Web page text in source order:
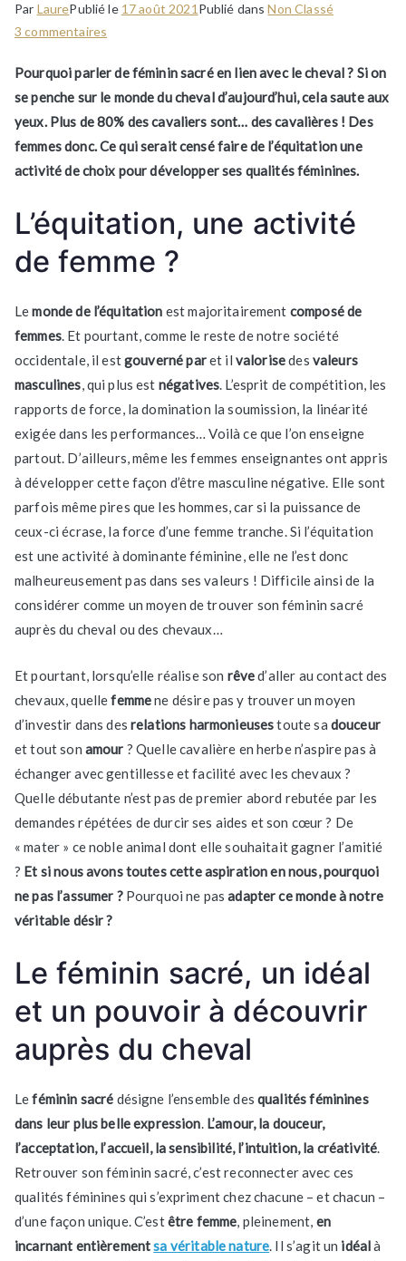
Par LaurePublié le 17 août 2021 Publié dansNon Classé
3 commentaires
votre
féminin
sacré
auprès
du
Pourquoi parler de féminin sacré en lien avec le cheval ? Si on
se penche sur le monde du cheval d’aujourd’hui, cela saute aux
yeux. Plus de 80% des cavaliers sont… des cavalières ! Des
femmes donc. Ce qui serait censé faire de l’équitation une
activité de choix pour développer ses qualités féminines.
L’équitation, une activité
de femme ?
Lemonde de l’équitation est majoritairement composé de
femmes. Et pourtant, comme le reste de notre société
occidentale, il estgouverné paret il valorisedes valeurs
masculines, qui plus est négatives. L’esprit de compétition, les
rapports de force, la domination la soumission, la linéarité
exigée dans les performances… Voilà ce que l’on enseigne
partout. D’ailleurs, même les femmes enseignantes ont appris
à développer cette façon d’être masculine négative. Elle sont
parfois même pires que les hommes, car si la puissance de
ceux-ci écrase, la force d’une femme tranche. Si l’équitation
est une activité à dominante féminine, elle ne l’est donc
malheureusement pas dans ses valeurs ! Difficile ainsi de la
considérer comme un moyen de trouver son féminin sacré
auprès du cheval ou des chevaux…
Et pourtant, lorsqu’elle réalise son rêved’aller au contact des
chevaux, quellefemmene désire pas y trouver un moyen
d’investir dans desrelations harmonieusestoute sa douceur
et tout son amour ? Quelle cavalière en herbe n’aspire pas à
échanger avec gentillesse et facilité avec les chevaux ?
Quelle débutante n’est pas de premier abord rebutée par les
demandes répétées de durcir ses aides et son cœur ? De
« mater » ce noble animal dont elle souhaitait gagner l’amitié
? Et si nous avons toutes cette aspiration en nous, pourquoi
ne pas l’assumer ?Pourquoi ne pas adapter ce monde à notre
véritable désir ?
Le féminin sacré, un idéal
et un pouvoir à découvrir
auprès du cheval
Leféminin sacré désigne l’ensemble desqualités féminines
dans leur plus belle expression. L’amour, la douceur,
l’acceptation, l’accueil, la sensibilité, l’intuition, la créativité.
Retrouver son féminin sacré, c’est reconnecter avec ces
qualités féminines qui s’expriment chez chacune – et chacun –
d’une façon unique. C’estêtre femme, pleinement, en
incarnant entièrementsa véritable nature. Il s’agit un idéalà